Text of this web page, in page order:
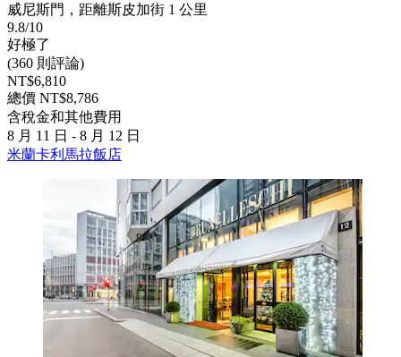
威尼斯門，距離斯皮加街 1 公里
9.8/10
好極了
(360 則評論)
NT$6,810
總價 NT$8,786
含稅金和其他費用
8 月 11 日 - 8 月 12 日
米蘭卡利馬拉飯店